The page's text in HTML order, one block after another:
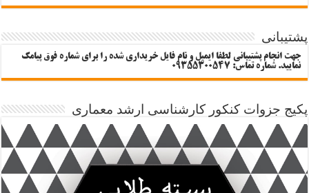
پشتیبانی
جهت انجام پشتیبانی لطفا ایمیل و نام فایل خریداری شده را برای شماره فوق پیامک
نمایید. شماره تماس: 09355300547
پکیج جزوات کنکور کارشناسی ارشد معماری